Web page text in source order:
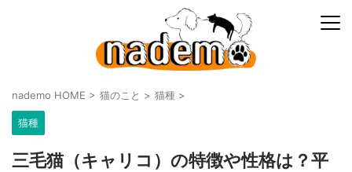
nademo HOME > 猫のこと > 猫種 >
猫種
三毛猫（キャリコ）の特徴や性格は？平